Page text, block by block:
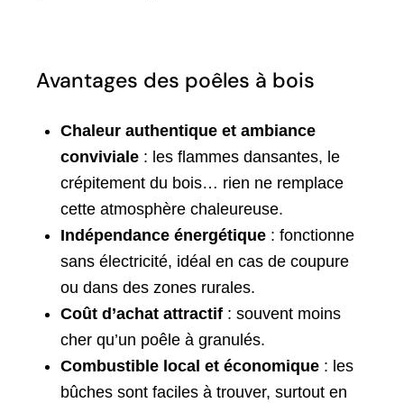
Avantages des poêles à bois
Chaleur authentique et ambiance
conviviale : les flammes dansantes, le
crépitement du bois… rien ne remplace
cette atmosphère chaleureuse.
Indépendance énergétique : fonctionne
sans électricité, idéal en cas de coupure
ou dans des zones rurales.
Coût d’achat attractif : souvent moins
cher qu’un poêle à granulés.
Combustible local et économique : les
bûches sont faciles à trouver, surtout en